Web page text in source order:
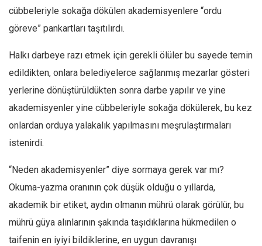
Bu Sayı
Tüm Sayılar
Kategoriler
Kültür Sanat
Kitap
Karisi kitap sualleri
7 soruda bu hafta
Spor
Manzara
Sağlık
Gıda-Beslenme
cübbeleriyle sokağa dökülen akademisyenlere “ordu
göreve” pankartları taşıtılırdı.
Halkı darbeye razı etmek için gerekli ölüler bu sayede temin
edildikten, onlara belediyelerce sağlanmış mezarlar gösteri
yerlerine dönüştürüldükten sonra darbe yapılır ve yine
akademisyenler yine cübbeleriyle sokağa dökülerek, bu kez
onlardan orduya yalakalık yapılmasını meşrulaştırmaları
istenirdi.
“Neden akademisyenler” diye sormaya gerek var mı?
Okuma-yazma oranının çok düşük olduğu o yıllarda,
akademik bir etiket, aydın olmanın mührü olarak görülür, bu
mührü güya alınlarının şakında taşıdıklarına hükmedilen o
taifenin en iyiyi bildiklerine, en uygun davranışı